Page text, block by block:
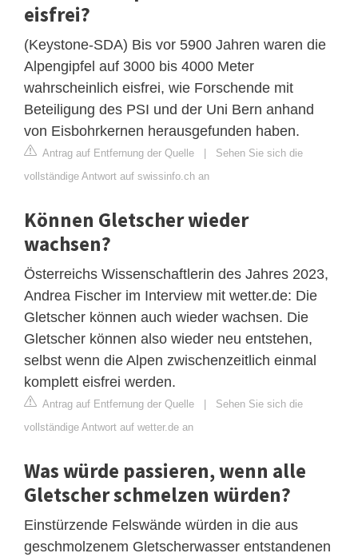
eisfrei?
(Keystone-SDA) Bis vor 5900 Jahren waren die
Alpengipfel auf 3000 bis 4000 Meter
wahrscheinlich eisfrei, wie Forschende mit
Beteiligung des PSI und der Uni Bern anhand
von Eisbohrkernen herausgefunden haben.
Antrag auf Entfernung der Quelle | Sehen Sie sich die
vollständige Antwort auf swissinfo.ch an
Können Gletscher wieder
wachsen?
Österreichs Wissenschaftlerin des Jahres 2023,
Andrea Fischer im Interview mit wetter.de: Die
Gletscher können auch wieder wachsen. Die
Gletscher können also wieder neu entstehen,
selbst wenn die Alpen zwischenzeitlich einmal
komplett eisfrei werden.
Antrag auf Entfernung der Quelle | Sehen Sie sich die
vollständige Antwort auf wetter.de an
Was würde passieren, wenn alle
Gletscher schmelzen würden?
Einstürzende Felswände würden in die aus
geschmolzenem Gletscherwasser entstandenen